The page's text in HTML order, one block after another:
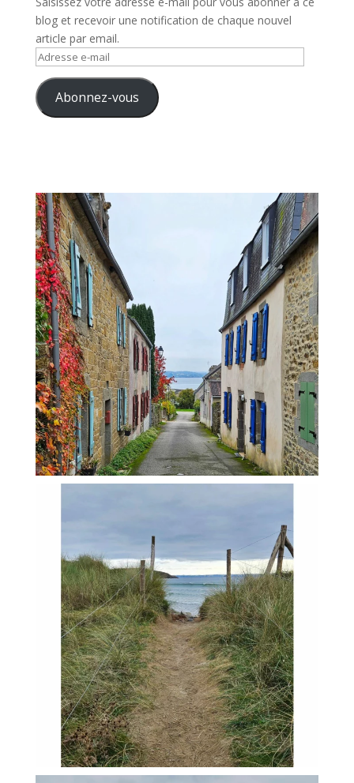
blog et recevoir une notification de chaque nouvel
article par email.
Adresse
mail Abonnez-vous